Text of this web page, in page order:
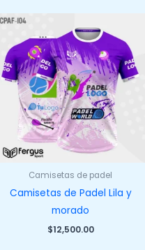
Camisetas de padel
Camisetas de Padel Lila y
morado
$12,500.00